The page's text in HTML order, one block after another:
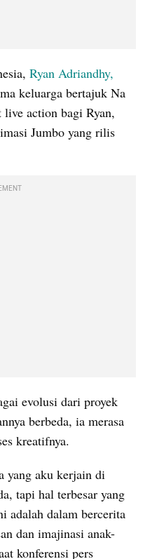
Ryan Adriandhy,
keluarga bertajuk Na
action bagi Ryan,
Jumbo yang rilis
evolusi dari proyek
berbeda, ia merasa
kreatifnya.
yang aku kerjain di
tapi hal terbesar yang
adalah dalam bercerita
dan imajinasi anak-
konferensi pers